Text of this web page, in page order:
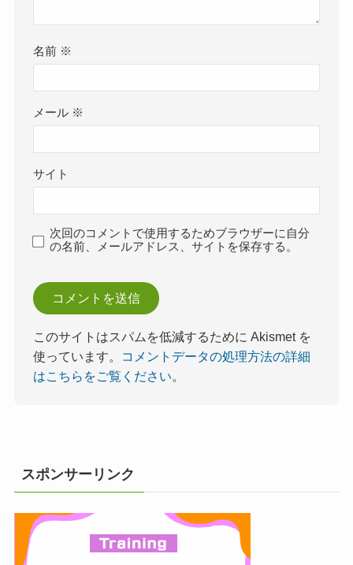
名前 ※
メール ※
サイト
次回のコメントで使用するためブラウザーに自分
の名前、メールアドレス、サイトを保存する。
このサイトはスパムを低減するために Akismet を
使っています。
コメントデータの処理方法の詳細
はこちらをご覧ください。
スポンサーリンク